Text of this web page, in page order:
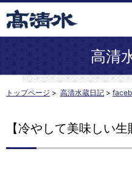
高清
トップページ > 高清水蔵日記 >
【冷やして美味しい生